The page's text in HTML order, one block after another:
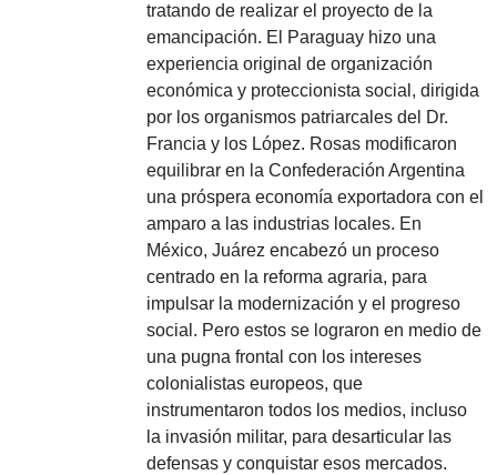
tratando de realizar el proyecto de la
emancipación. El Paraguay hizo una
experiencia original de organización
económica y proteccionista social, dirigida
por los organismos patriarcales del Dr.
Francia y los López. Rosas modificaron
equilibrar en la Confederación Argentina
una próspera economía exportadora con el
amparo a las industrias locales. En
México, Juárez encabezó un proceso
centrado en la reforma agraria, para
impulsar la modernización y el progreso
social. Pero estos se lograron en medio de
una pugna frontal con los intereses
colonialistas europeos, que
instrumentaron todos los medios, incluso
la invasión militar, para desarticular las
defensas y conquistar esos mercados.